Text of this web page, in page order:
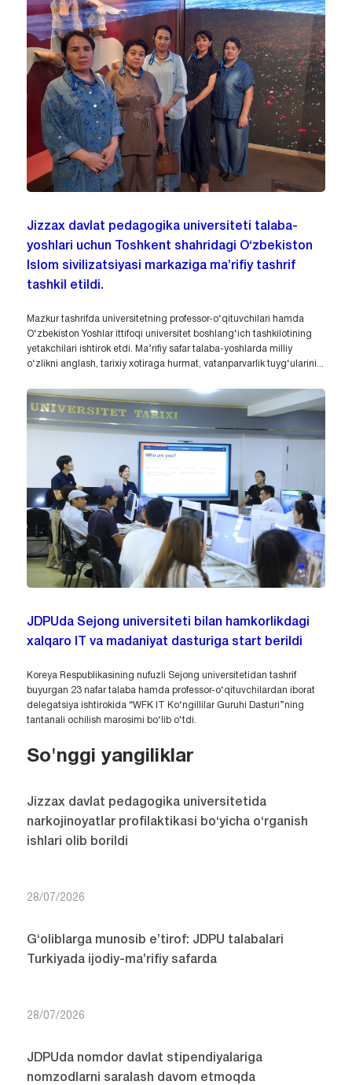
Jizzax davlat pedagogika universiteti talaba-
yoshlari uchun Toshkent shahridagi O‘zbekiston
Islom sivilizatsiyasi markaziga ma’rifiy tashrif
tashkil etildi.
Mazkur tashrifda universitetning professor-o‘qituvchilari hamda
O‘zbekiston Yoshlar ittifoqi universitet boshlang‘ich tashkilotining
yetakchilari ishtirok etdi. Ma’rifiy safar talaba-yoshlarda milliy
o‘zlikni anglash, tarixiy xotiraga hurmat, vatanparvarlik tuyg‘ularini...
JDPUda Sejong universiteti bilan hamkorlikdagi
xalqaro IT va madaniyat dasturiga start berildi
Koreya Respublikasining nufuzli Sejong universitetidan tashrif
buyurgan 23 nafar talaba hamda professor-o‘qituvchilardan iborat
delegatsiya ishtirokida “WFK IT Ko‘ngillilar Guruhi Dasturi”ning
tantanali ochilish marosimi bo‘lib o‘tdi.
So'nggi yangiliklar
Jizzax davlat pedagogika universitetida
narkojinoyatlar profilaktikasi bo‘yicha o‘rganish
ishlari olib borildi
28/07/2026
G‘oliblarga munosib e’tirof: JDPU talabalari
Turkiyada ijodiy-ma’rifiy safarda
28/07/2026
JDPUda nomdor davlat stipendiyalariga
nomzodlarni saralash davom etmoqda